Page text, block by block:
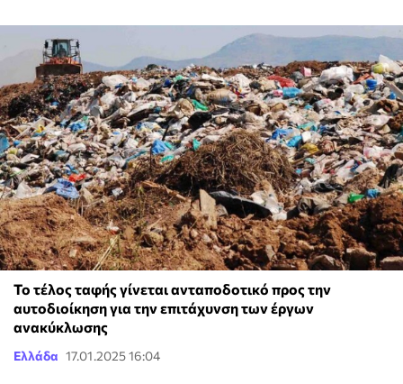
Το τέλος ταφής γίνεται ανταποδοτικό προς την
αυτοδιοίκηση για την επιτάχυνση των έργων
ανακύκλωσης
Ελλάδα 17.01.2025 16:04